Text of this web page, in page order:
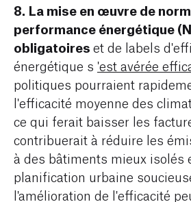
8. La mise en œuvre de
performance énergétique
obligatoires et de labels
énergétique s 'est avérée
politiques pourraient
l'efficacité moyenne des
ce qui ferait baisser les
contribuerait à réduire les
à des bâtiments mieux isolés
planification urbaine
l'amélioration de l'efficacité